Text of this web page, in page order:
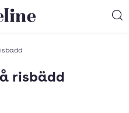
startsida
risbädd